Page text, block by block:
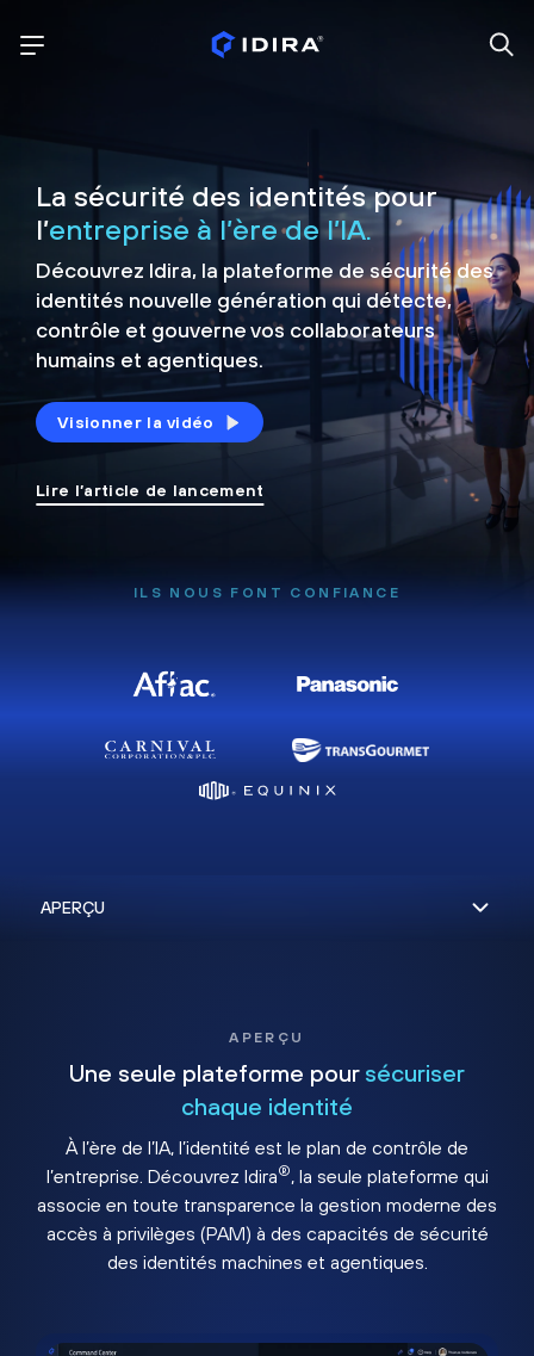
La sécurité des identités pour
l’entreprise à l’ère de l’IA.
Découvrez Idira, la plateforme de sécuritédes
identités nouvelle génération qui détecte,
contrôle et gouverne vos collaborateurs
humains et agentiques.
Visionner la vidéo
Lire l’article de lancement
ILS NOUS FONT CONFIANCE
APERÇU
Une seule plateforme pour sécuriser
chaque identité
À l’ère de l’IA, l’identité est le plan de contrôle de
l’entreprise. Découvrez Idira®, la seule plateforme qui
associe en toute transparence la gestion moderne des
accès à privilèges (PAM) à des capacités de sécurité
des identités machines et agentiques.